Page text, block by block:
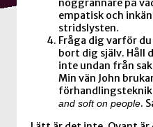
noggrannare på
empatisk och
stridslysten.
Fråga dig varför
bort dig själv. Håll
inte undan från
Min vän John
and soft on people.